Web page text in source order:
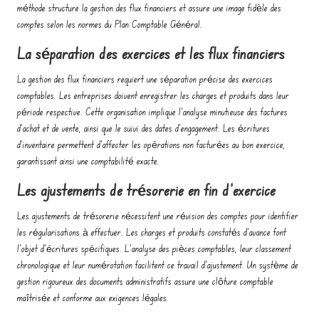
méthode structure la gestion des flux financiers et assure une image fidèle des
comptes selon les normes du Plan Comptable Général.
La séparation des exercices et les flux financiers
La gestion des flux financiers requiert une séparation précise des exercices
comptables. Les entreprises doivent enregistrer les charges et produits dans leur
période respective. Cette organisation implique l’analyse minutieuse des factures
d’achat et de vente, ainsi que le suivi des dates d’engagement. Les écritures
d’inventaire permettent d’affecter les opérations non facturées au bon exercice,
garantissant ainsi une comptabilité exacte.
Les ajustements de trésorerie en fin d’exercice
Les ajustements de trésorerie nécessitent une révision des comptes pour identifier
les régularisations à effectuer. Les charges et produits constatés d’avance font
l’objet d’écritures spécifiques. L’analyse des pièces comptables, leur classement
chronologique et leur numérotation facilitent ce travail d’ajustement. Un système de
gestion rigoureux des documents administratifs assure une clôture comptable
maîtrisée et conforme aux exigences légales.